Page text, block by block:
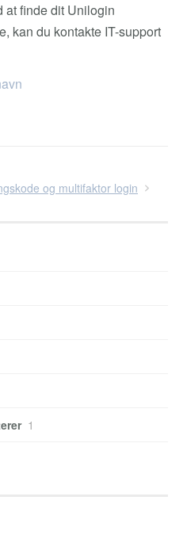
at finde dit Unilogin
kan du kontakte IT-support
og multifaktor login
1